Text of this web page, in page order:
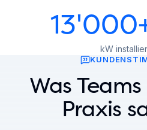
kW
Was
Praxis